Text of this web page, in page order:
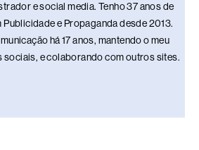
e social media. Tenho 37 anos de
Publicidade e Propaganda desde 2013.
há 17 anos, mantendo o meu
sociais, e colaborando com outros sites.